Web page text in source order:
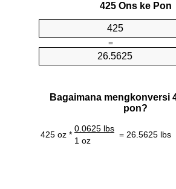
425 Ons ke Pon
=
Bagaimana mengkonversi
pon?
425 oz *
0.0625 lbs
= 26.5625 lbs
1 oz